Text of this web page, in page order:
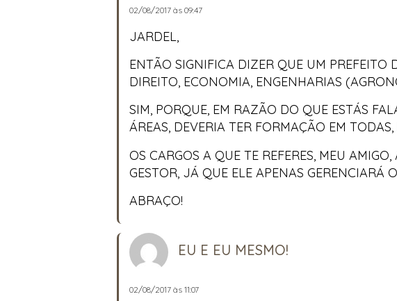
02/08/2017 às 09:47
JARDEL,
ENTÃO SIGNIFICA DIZER QUE UM PREFEITO
DIREITO, ECONOMIA, ENGENHARIAS
SIM, PORQUE, EM RAZÃO DO QUE ESTÁS
ÁREAS, DEVERIA TER FORMAÇÃO EM TODAS,
OS CARGOS A QUE TE REFERES, MEU
GESTOR, JÁ QUE ELE APENAS GERENCIARÁ
ABRAÇO!
EU E EU MESMO!
02/08/2017 às 11:07